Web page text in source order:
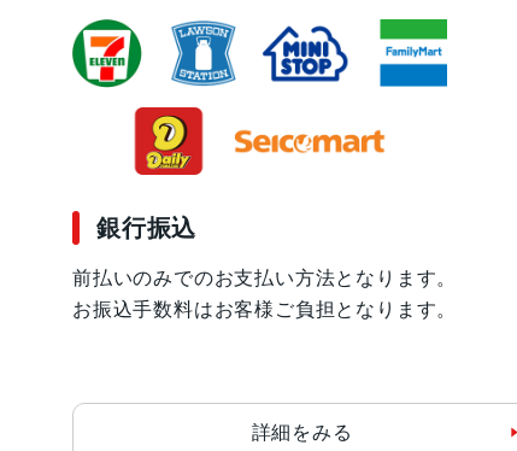
銀行振込
前払いのみでのお支払い方法となります。
お振込手数料はお客様ご負担となります。
詳細をみる